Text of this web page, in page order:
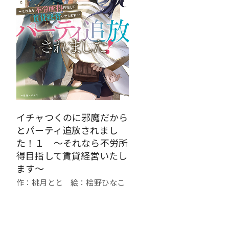
イチャつくのに邪魔だから
とパーティ追放されまし
た！１ ～それなら不労所
得目指して賃貸経営いたし
ます～
作：桃月とと 絵：桧野ひなこ